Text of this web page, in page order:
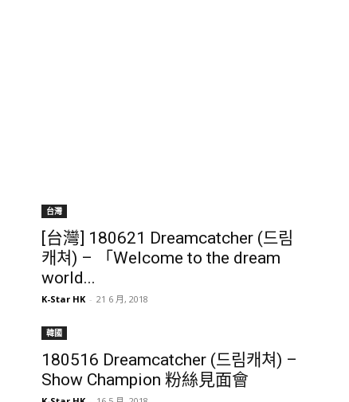
台灣
[台灣] 180621 Dreamcatcher (드림
캐쳐) – 「Welcome to the dream
world...
K-Star HK - 21 6 月, 2018
韓國
180516 Dreamcatcher (드림캐쳐) –
Show Champion 粉絲見面會